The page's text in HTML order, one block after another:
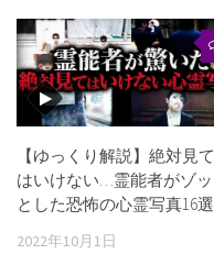
【ゆっくり解説】絶対見て
はいけない…霊能者がゾッ
とした恐怖の心霊写真16選
2022年10月1日